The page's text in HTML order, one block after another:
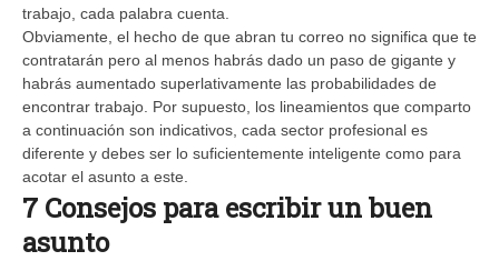
trabajo, cada palabra cuenta.
Obviamente, el hecho de que abran tu correo no significa que te
contratarán pero al menos habrás dado un paso de gigante y
habrás aumentado superlativamente las probabilidades de
encontrar trabajo. Por supuesto, los lineamientos que comparto
a continuación son indicativos, cada sector profesional es
diferente y debes ser lo suficientemente inteligente como para
acotar el asunto a este.
7 Consejos para escribir un buen
asunto